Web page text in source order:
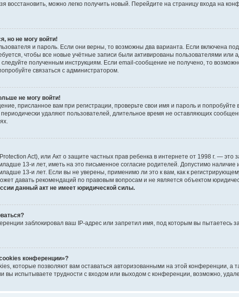
восстановить, можно легко получить новый. Перейдите на страницу входа на
но не могу войти!
и пароль. Если они верны, то возможны два варианта. Если включена
чтобы все новые учётные записи были активированы пользователями
полученным инструкциям. Если email-сообщение не получено, то
связаться с администратором.
не могу войти!
присланное вам при регистрации, проверьте свои имя и пароль и
удаляют пользователей, длительное время не оставляющих
Act), или Акт о защите частных прав ребенка в интернете от 1998 г. —
13-и лет, иметь на это письменное согласие родителей. Допустимо
13-и лет. Если вы не уверены, применимо ли это к вам, как к
давать рекомендаций по правовым вопросам и не является объектом
данный акт не имеет юридической силы.
заблокировал ваш IP-адрес или запретил имя, под которым вы пытаетесь
конференции»?
которые позволяют вам оставаться авторизованными на этой конференции,
вы испытываете трудности с входом или выходом с конференции, возможно,